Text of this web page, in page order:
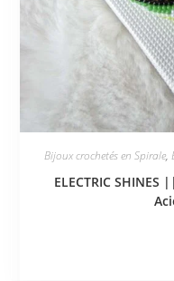
Bijoux crochetés en Spirale,
ELECTRIC